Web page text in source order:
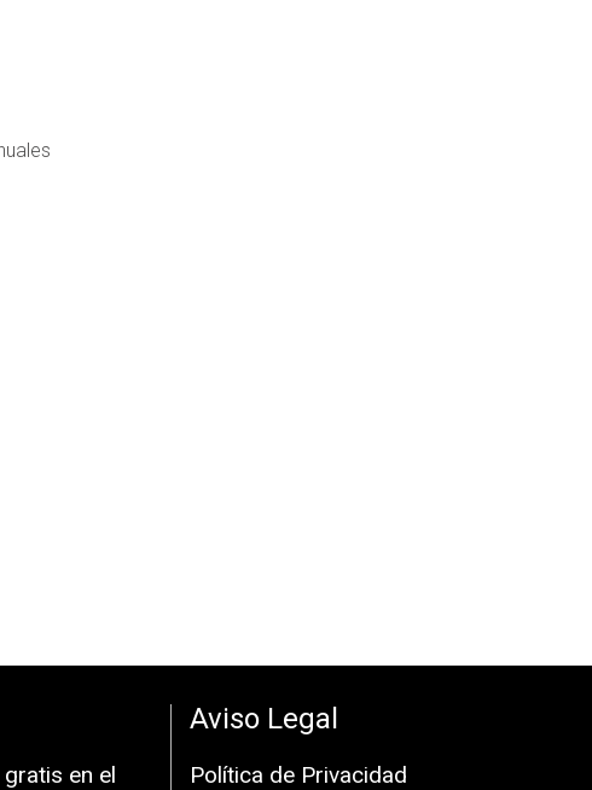
en el
Aviso Legal
Política de Privacidad